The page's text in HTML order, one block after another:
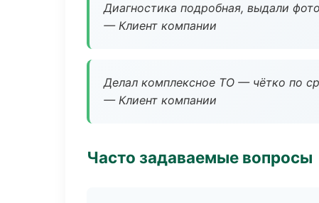
Диагностика подробная, выдали
— Клиент компании
Делал комплексное ТО — чётко по
— Клиент компании
Часто задаваемые вопросы